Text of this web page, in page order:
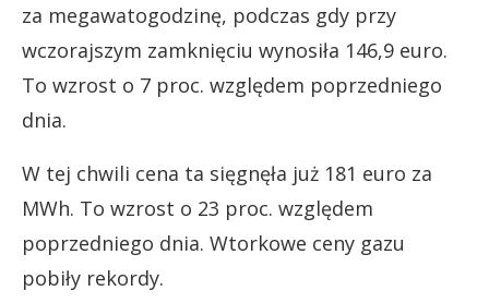
za megawatogodzinę, podczas gdy przy
wczorajszym zamknięciu wynosiła 146,9 euro.
To wzrost o 7 proc. względem poprzedniego
dnia.
W tej chwili cena ta sięgnęła już 181 euro za
MWh. To wzrost o 23 proc. względem
poprzedniego dnia. Wtorkowe ceny gazu
pobiły rekordy.